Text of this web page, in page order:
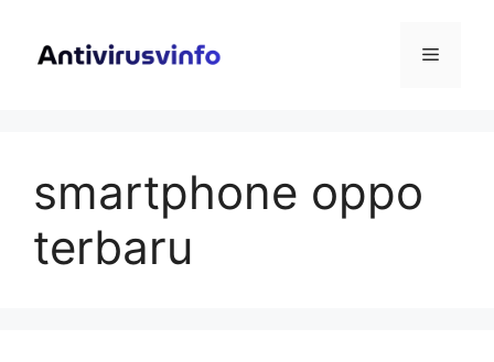
Menu
smartphone oppo
terbaru